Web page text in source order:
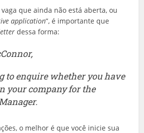
que ainda não está aberta, ou
application”, é importante que
dessa forma:
to enquire whether you have
your company for the
o melhor é que você inicie sua